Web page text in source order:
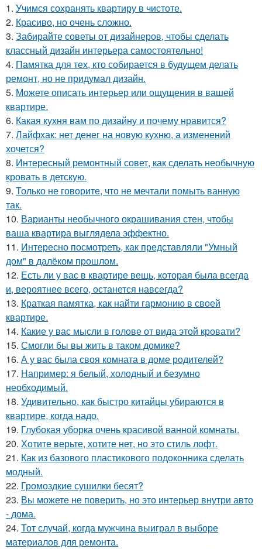
1. Учимся сохранять квартиру в чистоте.
2. Красиво, но очень сложно.
3. Забирайте советы от дизайнеров, чтобы сделать
классный дизайн интерьера самостоятельно!
4. Памятка для тех, кто собирается в будущем делать
ремонт, но не придумал дизайн.
5. Можете описать интерьер или ощущения в вашей
квартире.
6. Какая кухня вам по дизайну и почему нравится?
7. Лайфхак: нет денег на новую кухню, а изменений
хочется?
8. Интересный ремонтный совет, как сделать необычную
кровать в детскую.
9. Только не говорите, что не мечтали помыть ванную
так.
10. Варианты необычного окрашивания стен, чтобы
ваша квартира выглядела эффектно.
11. Интересно посмотреть, как представляли "Умный
дом" в далёком прошлом.
12. Есть ли у вас в квартире вещь, которая была всегда
и, вероятнее всего, останется навсегда?
13. Краткая памятка, как найти гармонию в своей
квартире.
14. Какие у вас мысли в голове от вида этой кровати?
15. Смогли бы вы жить в таком домике?
16. А у вас была своя комната в доме родителей?
17. Например: я белый, холодный и безумно
необходимый.
18. Удивительно, как быстро китайцы убираются в
квартире, когда надо.
19. Глубокая уборка очень красивой ванной комнаты.
20. Хотите верьте, хотите нет, но это стиль лофт.
21. Как из базового пластикового подоконника сделать
модный.
22. Громоздкие сушилки бесят?
23. Вы можете не поверить, но это интерьер внутри авто
- дома.
24. Тот случай, когда мужчина выиграл в выборе
материалов для ремонта.